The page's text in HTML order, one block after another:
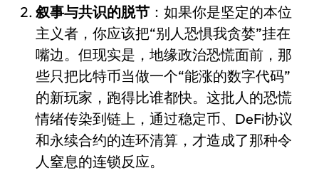
叙事与共识的脱节：如果你是坚定的本位
主义者，你应该把“别人恐惧我贪婪”挂在
嘴边。但现实是，地缘政治恐慌面前，那
些只把比特币当做一个“能涨的数字代码”
的新玩家，跑得比谁都快。这批人的恐慌
情绪传染到链上，通过稳定币、DeFi协议
和永续合约的连环清算，才造成了那种令
人窒息的连锁反应。